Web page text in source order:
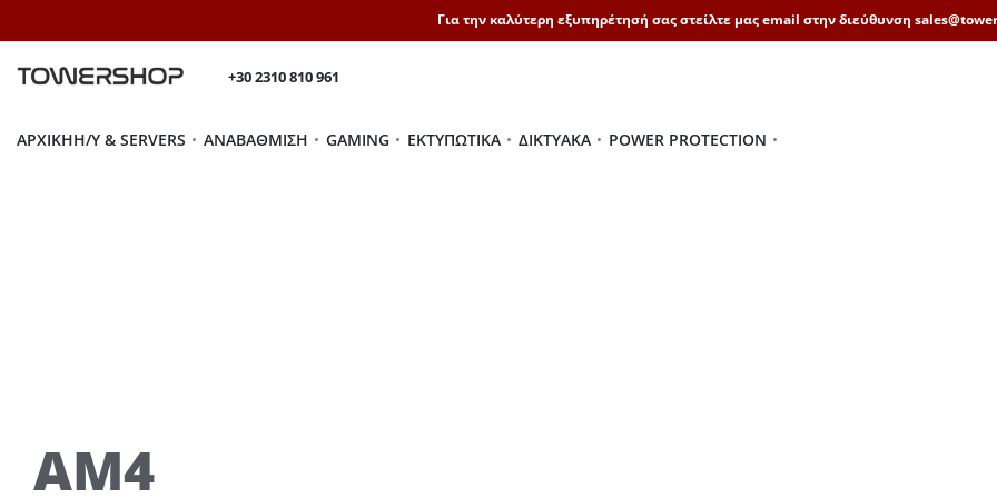
Για την καλύτερη εξυπηρέτησή σας στείλτε μας email στην διεύθυνση
+30 2310 810 961
ΑΡΧΙΚΉH/Y & SERVERS ΑΝΑΒΆΘΜΙΣΗ GAMING ΕΚΤΥΠΩΤΙΚΆ ΔΙΚΤΥΑΚΆ POWER PROTECTION
AM4